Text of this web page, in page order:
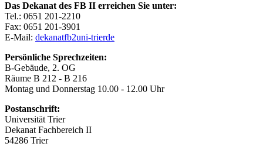
Das Dekanat des FB II erreichen Sie unter:
Tel.: 0651 201-2210
Fax: 0651 201-3901
E-Mail: dekanatfb2uni-trierde
Persönliche Sprechzeiten:
B-Gebäude, 2. OG
Räume B 212 - B 216
Montag und Donnerstag 10.00 - 12.00 Uhr
Postanschrift:
Universität Trier
Dekanat Fachbereich II
54286 Trier